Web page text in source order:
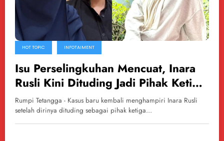
HOT TOPIC INFOTAIMENT
Isu Perselingkuhan Mencuat, Inara
Rusli Kini Dituding Jadi Pihak Ketiga
Rumah Tangga Influencer
Rumpi Tetangga - Kasus baru kembali menghampiri Inara Rusli
setelah dirinya dituding sebagai pihak ketiga…